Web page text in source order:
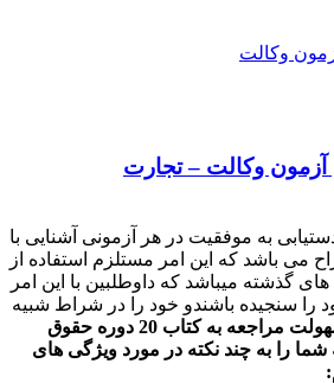
به موفقیت در هر آزمونی آشنایی با
می باشد که این امر مستلزم استفاده از
گذشته میباشد که داوطلبین با این امر
را سنجیده باشندو خود را در شراط شبیه
جهت سهولت مراجعه به کتاب 20 دوره حقوق
شما را به چند نکته در مورد ویژگی های
: